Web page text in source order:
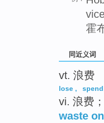
霍
同近义词
vt. 浪费
lose , spend
vi. 浪费
waste on